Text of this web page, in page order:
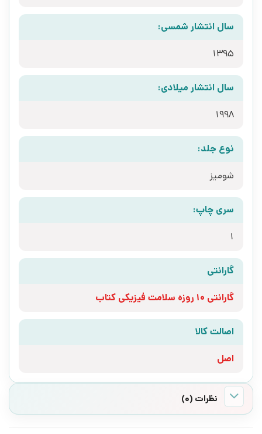
سال انتشار شمسی:
1395
سال انتشار میلادی:
1998
نوع جلد:
شومیز
سری چاپ:
1
گارانتی
گارانتی 10 روزه سلامت فیزیکی کتاب
اصالت کالا
اصل
نظرات (0)